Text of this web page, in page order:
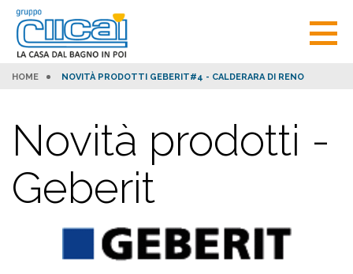
HOME NOVITÀ PRODOTTI GEBERIT#4 - CALDERARA DI RENO
Novità prodotti -
Geberit